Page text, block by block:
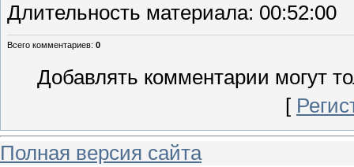
Длительность материала: 00:52:00
Всего комментариев: 0
Добавлять комментарии могут
[
Полная версия сайта